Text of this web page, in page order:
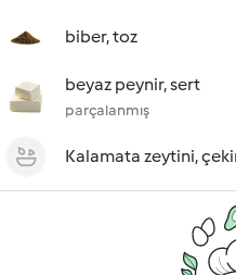
biber, toz
beyaz peynir, sert
parçalanmış
Kalamata zeytini,